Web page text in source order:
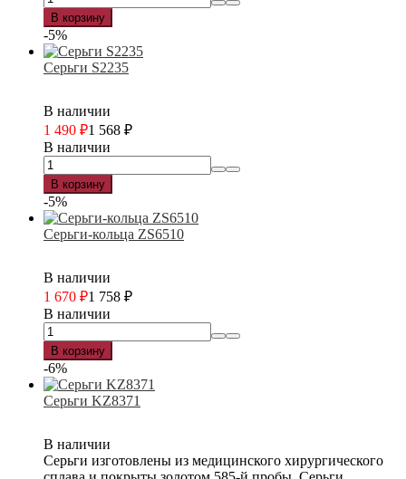
В корзину
-5%
Серьги S2235
В наличии
1 490 ₽1 568 ₽
В наличии
В корзину
-5%
Серьги-кольца ZS6510
В наличии
1 670 ₽1 758 ₽
В наличии
В корзину
-6%
Серьги KZ8371
В наличии
Серьги изготовлены из медицинского хирургического